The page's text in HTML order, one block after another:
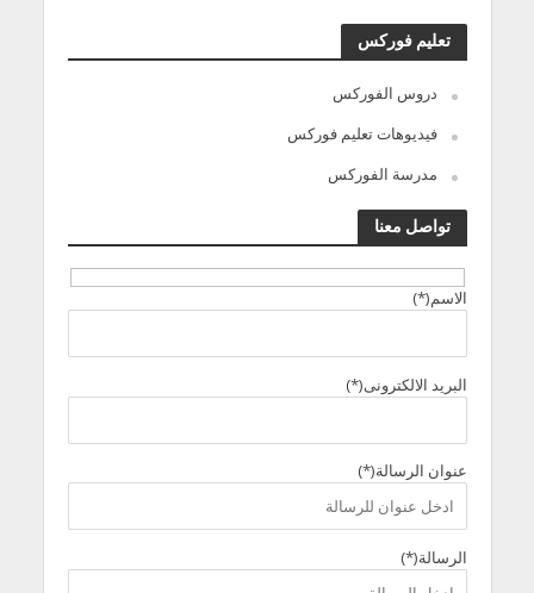
تعليم فوركس
دروس الفوركس
فيديوهات تعليم فوركس
مدرسة الفوركس
تواصل معنا
الاسم(*)
البريد الالكترونى(*)
عنوان الرسالة(*)
الرسالة(*)